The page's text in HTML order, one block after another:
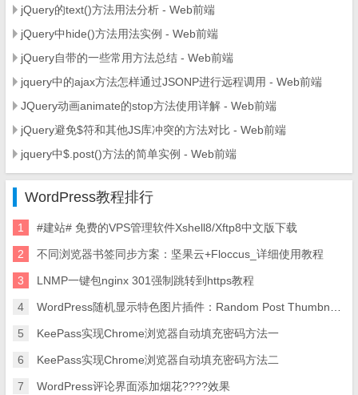
jQuery的text()方法用法分析 - Web前端
jQuery中hide()方法用法实例 - Web前端
jQuery自带的一些常用方法总结 - Web前端
jquery中的ajax方法怎样通过JSONP进行远程调用 - Web前端
JQuery动画animate的stop方法使用详解 - Web前端
jQuery避免$符和其他JS库冲突的方法对比 - Web前端
jquery中$.post()方法的简单实例 - Web前端
WordPress教程排行
1 #建站# 免费的VPS管理软件Xshell8/Xftp8中文版下载
2 不同浏览器书签同步方案：坚果云+Floccus_详细使用教程
3 LNMP一键包nginx 301强制跳转到https教程
4 WordPress随机显示特色图片插件：Random Post Thumbnails
5 KeePass实现Chrome浏览器自动填充密码方法一
6 KeePass实现Chrome浏览器自动填充密码方法二
7 WordPress评论界面添加烟花????效果